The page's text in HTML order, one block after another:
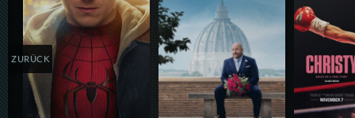
Details,Play Details,Play
ZURÜCK